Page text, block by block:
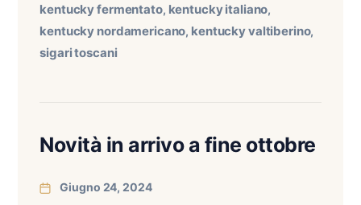
kentucky fermentato, kentucky italiano,
kentucky nordamericano, kentucky valtiberino,
sigari toscani
Novità in arrivo a fine ottobre
Giugno 24, 2024